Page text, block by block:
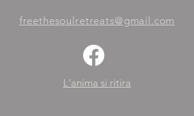
freethesoulretreats@gmail.com
L'anima si ritira